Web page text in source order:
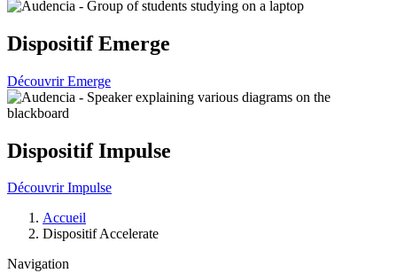
Dispositif Emerge
Découvrir Emerge
Dispositif Impulse
Découvrir Impulse
d'Ariane
Accueil
Dispositif Accelerate
Navigation